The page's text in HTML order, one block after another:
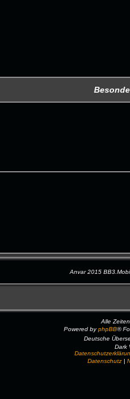
Anvar 2015
Alle
Powered byphpBB®
Deutsche
Dark
Datenschutz |